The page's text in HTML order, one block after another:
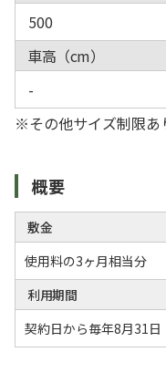
500
車高（cm）
-
※その他サイズ制限あ
概要
敷金
使用料の3ヶ月相当分
利用期間
契約日から毎年8月31日